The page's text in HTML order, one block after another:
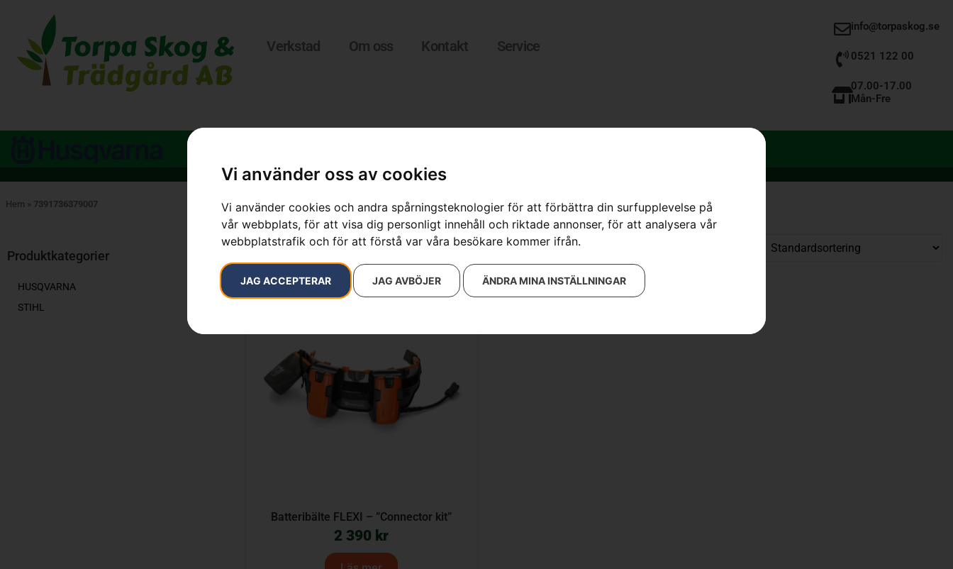
Vi använder oss av cookies
Vi använder cookies och andra spårningsteknologier för att förbättra din surfupplevelse på
vår webbplats, för att visa dig personligt innehåll och riktade annonser, för att analysera vår
webbplatstrafik och för att förstå var våra besökare kommer ifrån.
JAG ACCEPTERAR JAG AVBÖJER ÄNDRA MINA INSTÄLLNINGAR
Verkstad Om oss Kontakt Service
info@torpaskog.se
0521 122 00
07.00-17.00
Mån-Fre
Hem » 7391736379007
Produktkategorier
HUSQVARNA
STIHL
Endast ett sökresultat
Batteribälte FLEXI – ”Connector kit”
2 390 kr